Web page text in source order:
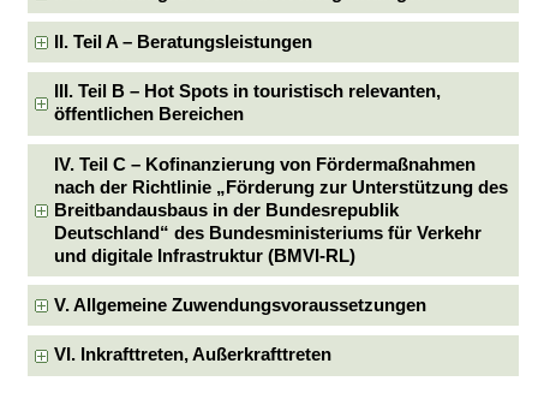
II. Teil A – Beratungsleistungen
III. Teil B – Hot Spots in touristisch relevanten,
öffentlichen Bereichen
IV. Teil C – Kofinanzierung von Fördermaßnahmen
nach der Richtlinie „Förderung zur Unterstützung des
Breitbandausbaus in der Bundesrepublik
Deutschland“ des Bundesministeriums für Verkehr
und digitale Infrastruktur (BMVI-RL)
V. Allgemeine Zuwendungsvoraussetzungen
VI. Inkrafttreten, Außerkrafttreten